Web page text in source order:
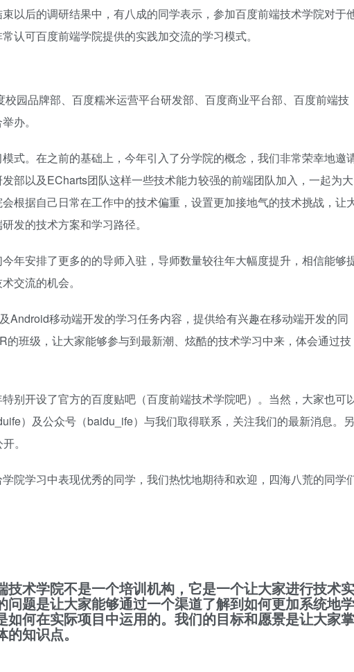
以后的调研结果中，有八成的同学表示，参加百度前端技术学院对于
认可百度前端学院提供的实践加交流的学习模式。
园品牌部、百度糯米运营平台研发部、百度商业平台部、百度前端技
办。
式。在之前的基础上，今年引入了分学院的概念，我们非常荣幸地邀
部以及ECharts团队这样一些技术能力较强的前端团队加入，一起为大
根据自己日常在工作中的技术偏重，设置更加接地气的技术挑战，让
发的技术方案和学习路径。
年安排了更多的的导师入驻，导师数量较往年大幅度提升，相信能够
交流的机会。
Android移动端开发的学习任务内容，提供给有兴趣在移动端开发的同
班级，让大家能够参与到最新潮、炫酷的技术学习中来，体会通过技
别开设了官方的百度贴吧（百度前端技术学院吧）。当然，大家也可
）及公众号（baidu_ife）与我们取得联系，关注我们的最新消息。另
。
院学习中表现优秀的同学，我们热忱地期待和欢迎，四海八荒的同学
技术学院不是一个培训机构，它是一个让大家进行技术实
问题是让大家能够通过一个渠道了解到如何更加系统地学
如何在实际项目中运用的。我们的目标和愿景是让大家掌
知识点。